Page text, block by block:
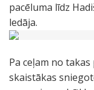
pacēluma līdz
ledāja.
Pa ceļam no
skaistākas